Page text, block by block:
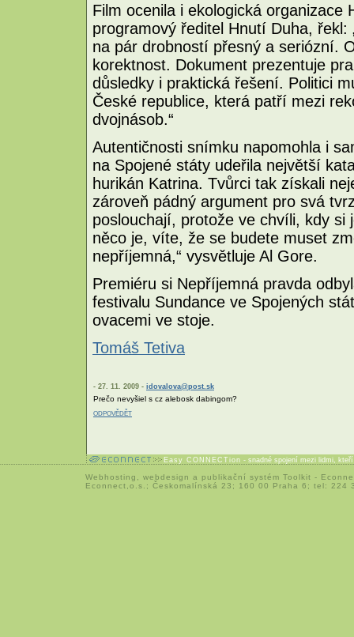
Film ocenila i ekologická organizace
programový ředitel Hnutí Duha,
na pár drobností přesný a seriózní.
korektnost. Dokument prezentuje
důsledky i praktická řešení. Politici
České republice, která patří mezi
dvojnásob.“
Autentičnosti snímku napomohla i
na Spojené státy udeřila největší
hurikán Katrina. Tvůrci tak získali
zároveň pádný argument pro svá
poslouchají, protože ve chvíli, kdy
něco je, víte, že se budete muset
nepříjemná,“ vysvětluje Al Gore.
Premiéru si Nepříjemná pravda
festivalu Sundance ve Spojených
ovacemi ve stoje.
Tomáš Tetiva
- 27. 11. 2009 - idovalova@post.sk
Prečo nevyšiel s cz alebosk dabingom?
ODPOVĚDĚT
Easy CONNECTion - snadné spojení mezi lidmi,
Webhosting webdesign a publikační systém Toolkit -
Econnect,o.s.; Českomalínská 23; 160 00 Praha 6; tel: 224